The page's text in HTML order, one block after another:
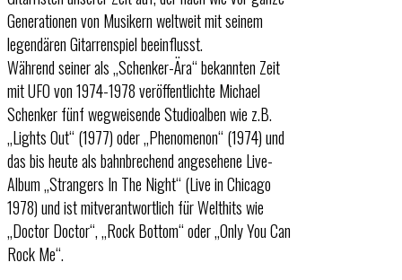
Generationen von Musikern weltweit mit seinem
legendären Gitarrenspiel beeinflusst.
Während seiner als „Schenker-Ära“ bekannten Zeit
mit UFO von 1974-1978 veröffentlichte Michael
Schenker fünf wegweisende Studioalben wie z.B.
„Lights Out“ (1977) oder „Phenomenon“ (1974) und
das bis heute als bahnbrechend angesehene Live-
Album „Strangers In The Night“ (Live in Chicago
1978) und ist mitverantwortlich für Welthits wie
„Doctor Doctor“, „Rock Bottom“ oder „Only You Can
Rock Me“.